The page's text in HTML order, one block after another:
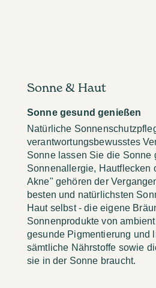
Sonne & Haut
Sonne gesund genießen
Natürliche
verantwortungsbewusstes
Sonne lassen Sie die Sonne
Sonnenallergie, Hautflecken
Akne" gehören der
besten und natürlichsten
Haut selbst - die eigene
Sonnenprodukte von
gesunde Pigmentierung und
sämtliche Nährstoffe sowie
sie in der Sonne braucht.